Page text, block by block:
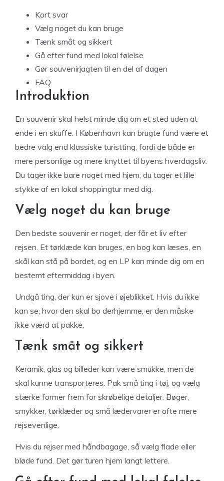
Kort svar
Vælg noget du kan bruge
Tænk småt og sikkert
Gå efter fund med lokal følelse
Gør souvenirjagten til en del af dagen
FAQ
Introduktion
En souvenir skal helst minde dig om et sted uden at
ende i en skuffe. I København kan brugte fund være et
bedre valg end klassiske turistting, fordi de både er
mere personlige og mere knyttet til byens hverdagsliv.
Du tager ikke bare noget med hjem; du tager et lille
stykke af en lokal shoppingtur med dig.
Vælg noget du kan bruge
Den bedste souvenir er noget, der får et liv efter
rejsen. Et tørklæde kan bruges, en bog kan læses, en
skål kan stå på bordet, og en LP kan minde dig om en
bestemt eftermiddag i byen.
Undgå ting, der kun er sjove i øjeblikket. Hvis du ikke
kan se, hvor den skal bo derhjemme, er den måske
ikke værd at pakke.
Tænk småt og sikkert
Keramik, glas og billeder kan være smukke, men de
skal kunne transporteres. Pak små ting i tøj, og vælg
stærke former frem for skrøbelige detaljer. Bøger,
smykker, tørklæder og små lædervarer er ofte mere
rejsevenlige.
Hvis du rejser med håndbagage, så vælg flade eller
bløde fund. Det gør turen hjem langt lettere.